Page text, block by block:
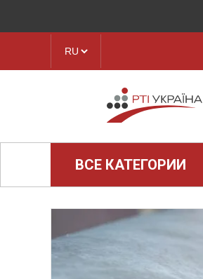
ВСЕ КАТЕГОРИИ
Паронит
Техпластина, листовая резина